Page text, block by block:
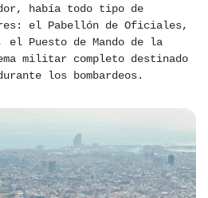
había todo tipo de
el Pabellón de Oficiales,
el Puesto de Mando de la
militar completo destinado
los bombardeos.